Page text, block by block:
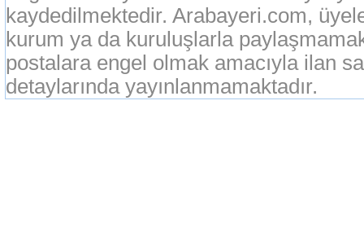
kaydedilmektedir. Arabayeri.com,
kurum ya da kuruluşlarla
postalara engel olmak amacıyla ilan
detaylarında yayınlanmamaktadır.